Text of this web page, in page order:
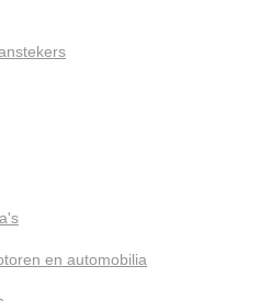
en automobilia